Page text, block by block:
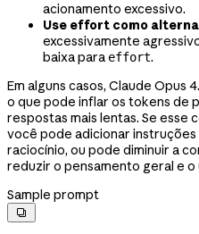
acionamento excessivo.
Use effort como
excessivamente
baixa para effort.
Em alguns casos, Claude Opus
o que pode inflar os tokens de
respostas mais lentas. Se esse
você pode adicionar
raciocínio, ou pode diminuir a
reduzir o pensamento geral e o
Sample prompt
